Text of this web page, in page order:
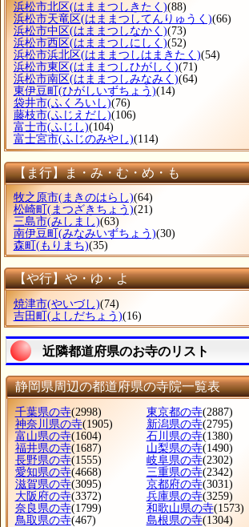
浜松市北区(はままつしきたく)(88)
浜松市天竜区(はままつしてんりゅうく)(66)
浜松市中区(はままつしなかく)(73)
浜松市西区(はままつしにしく)(52)
浜松市浜北区(はままつしはまきたく)(54)
浜松市東区(はままつしひがしく)(71)
浜松市南区(はままつしみなみく)(64)
東伊豆町 (ひがしいずちょう)(14)
袋井市(ふくろいし)(76)
藤枝市(ふじえだし)(106)
富士市(ふじし)(104)
富士宮市(ふじのみやし)(114)
【ま行】ま・み・む・め・も
牧之原市(まきのはらし)(64)
松崎町 (まつざきちょう)(21)
三島市(みしまし)(63)
南伊豆町 (みなみいずちょう)(30)
森町 (もりまち)(35)
【や行】や・ゆ・よ
焼津市(やいづし)(74)
吉田町 (よしだちょう)(16)
近隣都道府県のお寺のリスト
静岡県周辺の都道府県の寺院一覧表
千葉県の寺(2998) 東京都の寺(2887)
神奈川県の寺(1905) 新潟県の寺(2795)
富山県の寺(1604) 石川県の寺(1380)
福井県の寺(1687) 山梨県の寺(1490)
長野県の寺(1555) 岐阜県の寺(2302)
愛知県の寺(4668) 三重県の寺(2342)
滋賀県の寺(3095) 京都府の寺(3031)
大阪府の寺(3372) 兵庫県の寺(3259)
奈良県の寺(1799) 和歌山県の寺(1573)
鳥取県の寺(467) 島根県の寺(1304)